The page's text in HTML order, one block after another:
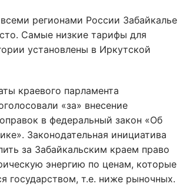
регионами России Забайкалье
Самые низкие тарифы для
установлены в Иркутской
краевого парламента
«за» внесение
в федеральный закон «Об
Законодательная инициатива
за Забайкальским краем право
энергию по ценам, которые
государством, т.е. ниже рыночных.